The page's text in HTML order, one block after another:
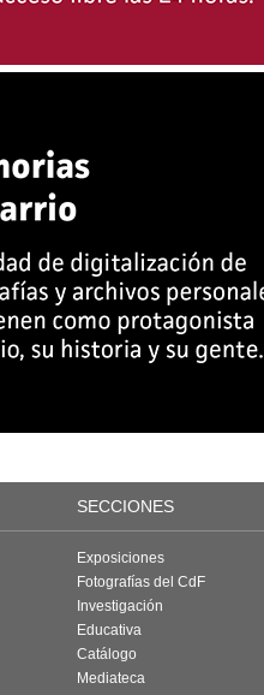
SECCIONES
Exposiciones
Fotografías del CdF
Investigación
Educativa
Catálogo
Mediateca